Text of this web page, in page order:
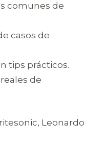
comunes de
casos de
tips prácticos.
de
Leonardo